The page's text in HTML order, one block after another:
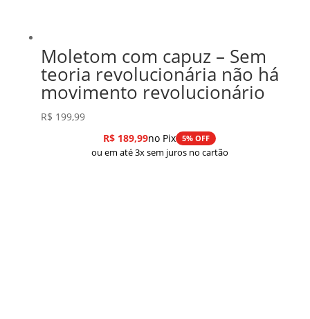
Moletom com capuz – Sem
teoria revolucionária não há
movimento revolucionário
R$ 199,99
R$ 189,99no Pix 5% OFF
ou em até 3x sem juros no cartão